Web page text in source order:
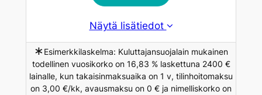
Näytä lisätiedot
∗ Esimerkkilaskelma: Kuluttajansuojalain mukainen
todellinen vuosikorko on 16,83 % laskettuna 2400 €
lainalle, kun takaisinmaksuaika on 1 v, tilinhoitomaksu
on 3,00 €/kk, avausmaksu on 0 € ja nimelliskorko on